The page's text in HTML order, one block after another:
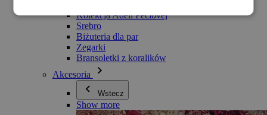
Kolekcja Adéli Pečlovej
Srebro
Biżuteria dla par
Zegarki
Bransoletki z koralików
Akcesoria
Wstecz
Show more